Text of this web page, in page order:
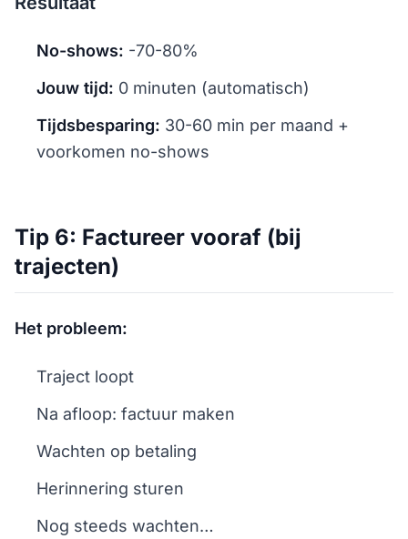
No-shows: -70-80%
Jouw tijd: 0 minuten (automatisch)
Tijdsbesparing: 30-60 min per maand +
voorkomen no-shows
Tip 6: Factureer vooraf (bij
trajecten)
Het probleem:
Traject loopt
Na afloop: factuur maken
Wachten op betaling
Herinnering sturen
Nog steeds wachten…